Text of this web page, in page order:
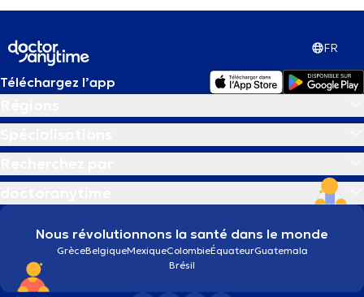
FR
Téléchargez l’app
Nous révolutionnons la santé dans le monde
GrèceBelgiqueMexiqueColombieÉquateurGuatemala
Brésil